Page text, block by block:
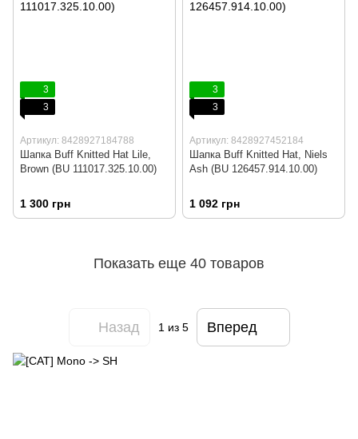
3
3
Артикул: 8428927184788
Шапка Buff Knitted Hat Lile,
Brown (BU 111017.325.10.00)
1 300 грн
3
3
Артикул: 8428927452184
Шапка Buff Knitted Hat, Niels
Ash (BU 126457.914.10.00)
1 092 грн
Показать еще 40 товаров
Назад 1 из 5 Вперед